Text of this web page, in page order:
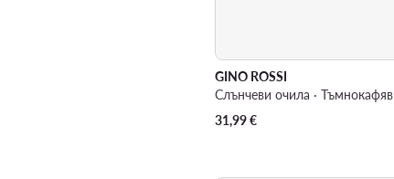
GINO ROSSI
Слънчеви очила · Тъмнокафяв
31,99€